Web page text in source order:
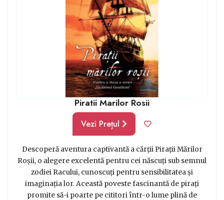
Piratii Marilor Rosii
Vezi Prețul
Descoperă aventura captivantă a cărții Pirații Mărilor
Roșii, o alegere excelentă pentru cei născuți sub semnul
zodiei Racului, cunoscuți pentru sensibilitatea și
imaginația lor. Această poveste fascinantă de pirați
promite să-i poarte pe cititori într-o lume plină de